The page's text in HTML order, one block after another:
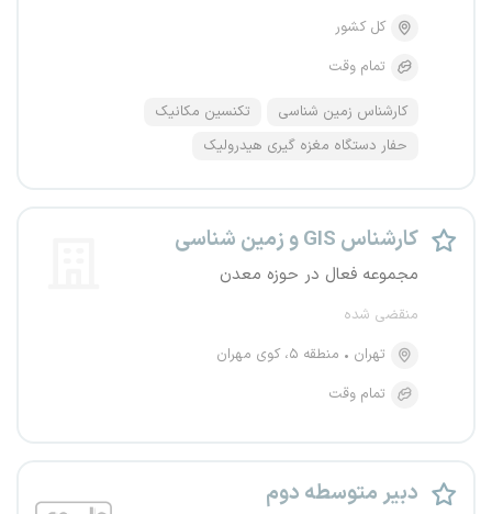
کل کشور
تمام وقت
کارشناس زمین شناسی
تکنسین مکانیک
حفار دستگاه مغزه گیری هیدرولیک
کارشناس GIS و زمین شناسی
مجموعه فعال در حوزه معدن
منقضی شده
تهران
منطقه ۵، کوی مهران
تمام وقت
دبیر متوسطه دوم